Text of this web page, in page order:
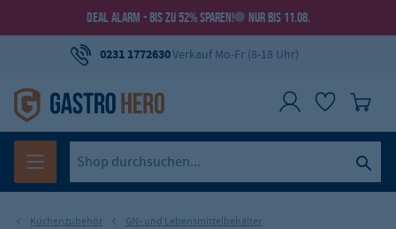
DEAL ALARM - BIS ZU 52% SPAREN! NUR BIS 11.08.
0231 1772630Verkauf Mo-Fr (8-18 Uhr)
Küchenzubehör GN- und Lebensmittelbehälter